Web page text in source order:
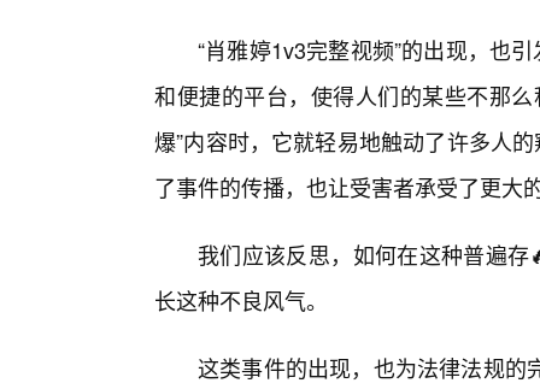
“肖雅婷1v3完整视频”的出现，也
和便捷的平台，使得人们的某些不那
爆”内容时，它就轻易地触动了许多人
了事件的传播，也让受害者承受了更大
我们应该反思，如何在这种普遍存
长这种不良风气。
这类事件的出现，也为法律法规的